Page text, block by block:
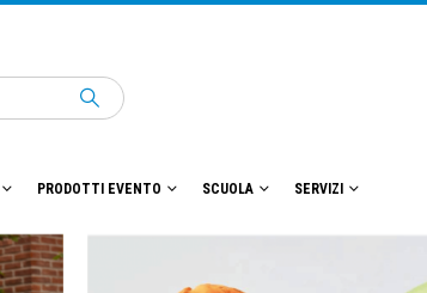
PRODOTTI EVENTO SCUOLA SERVIZI